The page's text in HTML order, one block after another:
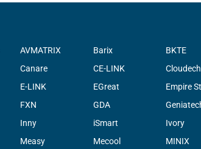
AVMATRIX Barix BKTE
Canare CE-LINK
E-LINK EGreat
FXN GDA
Inny iSmart Ivory
Measy Mecool MINIX